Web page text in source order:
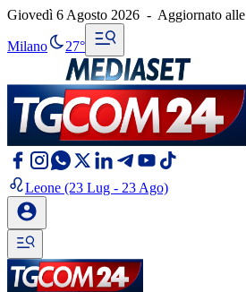
Giovedì 6 Agosto 2026 - Aggiornato alle
Milano 27°
Leone (23 Lug - 23 Ago)